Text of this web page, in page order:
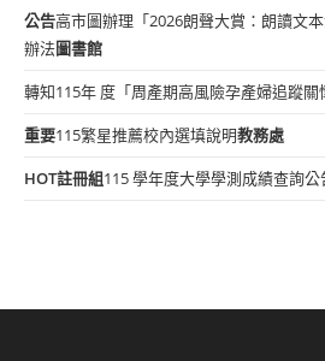
公告高市圖辦理「2026朗聲大賞：朗讀文
辦法圖書館
轉知115年 度「周產期高風險孕產婦追蹤關
重要115繁星推薦校內選填說明教務處
HOT註冊組115 學年度大學學測成績查詢公